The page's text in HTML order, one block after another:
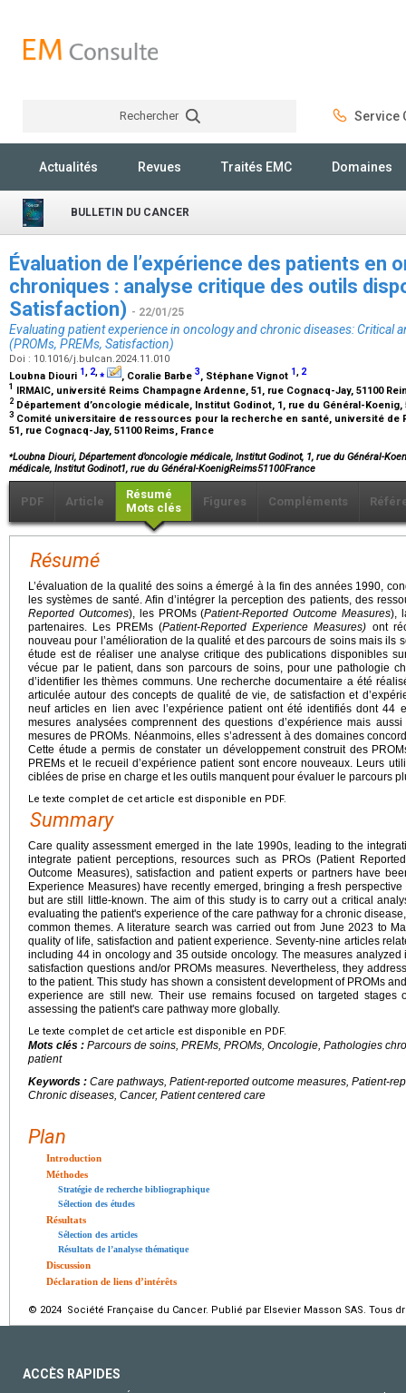
Rechercher Service
Actualités Revues Traités EMC Domaines
BULLETIN DU CANCER
Évaluation de l’expérience des patients en
chroniques : analyse critique des outils
Satisfaction) - 22/01/25
Evaluating patient experience in oncology and chronic diseases: Critical
(PROMs, PREMs, Satisfaction)
Doi : 10.1016/j.bulcan.2024.11.010
Loubna Diouri 1, 2,⁎ , Coralie Barbe 3, Stéphane Vignot 1, 2
1 IRMAIC, université Reims Champagne Ardenne, 51, rue Cognacq-Jay, 51100
2 Département d’oncologie médicale, Institut Godinot, 1, rue du Général-Koenig,
3 Comité universitaire de ressources pour la recherche en santé, université de
51, rue Cognacq-Jay, 51100 Reims, France
⁎Loubna Diouri, Département d’oncologie médicale, Institut Godinot, 1, rue du Général-
médicale, Institut Godinot1, rue du Général-KoenigReims51100France
PDF Article
Résumé
Mots clés
Figures Compléments
Résumé
L’évaluation de la qualité des soins a émergé à la fin des années 1990,
les systèmes de santé. Afin d’intégrer la perception des patients, des
Reported Outcomes), les PROMs (Patient-Reported Outcome Measures),
partenaires. Les PREMs (Patient-Reported Experience Measures) ont
nouveau pour l’amélioration de la qualité et des parcours de soins mais ils
étude est de réaliser une analyse critique des publications disponibles
vécue par le patient, dans son parcours de soins, pour une pathologie
d’identifier les thèmes communs. Une recherche documentaire a été
articulée autour des concepts de qualité de vie, de satisfaction et
neuf articles en lien avec l’expérience patient ont été identifiés dont 44
mesures analysées comprennent des questions d’expérience mais
mesures de PROMs. Néanmoins, elles s’adressent à des domaines
Cette étude a permis de constater un développement construit des
PREMs et le recueil d’expérience patient sont encore nouveaux. Leurs
ciblées de prise en charge et les outils manquent pour évaluer le parcours
Le texte complet de cet article est disponible en PDF.
Summary
Care quality assessment emerged in the late 1990s, leading to the
integrate patient perceptions, resources such as PROs (Patient
Outcome Measures), satisfaction and patient experts or partners have
Experience Measures) have recently emerged, bringing a fresh
but are still little-known. The aim of this study is to carry out a critical
evaluating the patient's experience of the care pathway for a chronic
common themes. A literature search was carried out from June 2023 to
quality of life, satisfaction and patient experience. Seventy-nine articles
including 44 in oncology and 35 outside oncology. The measures
satisfaction questions and/or PROMs measures. Nevertheless, they
to the patient. This study has shown a consistent development of PROMs
experience are still new. Their use remains focused on targeted
assessing the patient's care pathway more globally.
Le texte complet de cet article est disponible en PDF.
Mots clés : Parcours de soins, PREMs, PROMs, Oncologie, Pathologies
patient
Keywords : Care pathways, Patient-reported outcome measures, Patient-
Chronic diseases, Cancer, Patient centered care
Plan
Introduction
Méthodes
Stratégie de recherche bibliographique
Sélection des études
Résultats
Sélection des articles
Résultats de l’analyse thématique
Discussion
Déclaration de liens d’intérêts
© 2024 Société Française du Cancer. Publié par Elsevier Masson SAS. Tous
ACCÈS RAPIDES